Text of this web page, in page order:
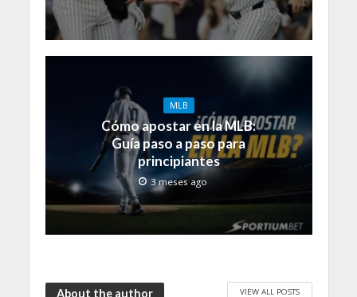
MLB
Cómo apostar en la MLB:
Guía paso a paso para
principiantes
3 meses ago
About the author VIEW ALL POSTS